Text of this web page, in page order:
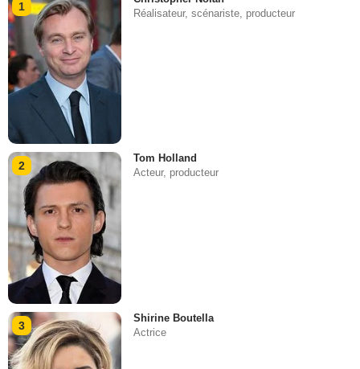
1
Réalisateur, scénariste, producteur
2
Tom Holland
Acteur, producteur
3
Shirine Boutella
Actrice